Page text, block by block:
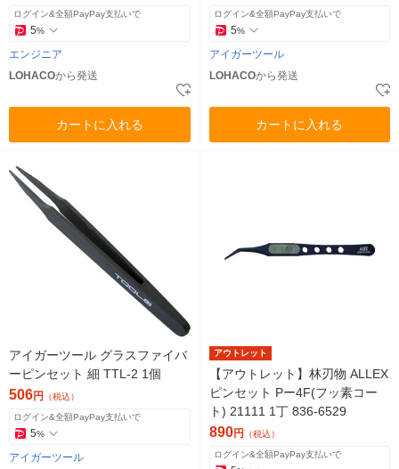
ログイン&全額PayPay支払いで
5%
エンジニア
LOHACOから発送
カートに入れる
ログイン&全額PayPay支払いで
5%
アイガーツール
LOHACOから発送
カートに入れる
アイガーツール グラスファイバ
ーピンセット 細 TTL-2 1個
506円 （税込）
ログイン&全額PayPay支払いで
5%
アイガーツール
アウトレット
【アウトレット】林刃物 ALLEX
ピンセット Pー4F(フッ素コー
ト) 21111 1丁 836-6529
890円 （税込）
ログイン&全額PayPay支払いで